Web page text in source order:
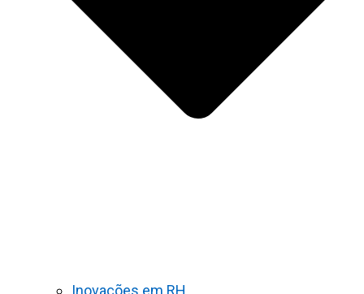
Inovações em RH